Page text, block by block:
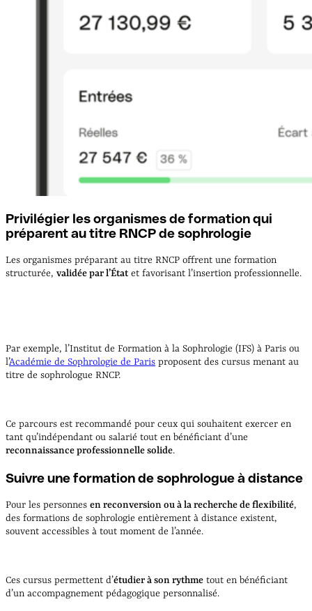
Privilégier les organismes de formation qui
préparent au titre RNCP de sophrologie
Les organismes préparant au titre RNCP offrent une formation
structurée, validée par l’État et favorisant l’insertion professionnelle.
Par exemple, l’Institut de Formation à la Sophrologie (IFS) à Paris ou
l’Académie de Sophrologie de Paris proposent des cursus menant au
titre de sophrologue RNCP.
Ce parcours est recommandé pour ceux qui souhaitent exercer en
tant qu’indépendant ou salarié tout en bénéficiant d’une
reconnaissance professionnelle solide.
Suivre une formation de sophrologue à distance
Pour les personnes en reconversion ou à la recherche de flexibilité,
des formations de sophrologie entièrement à distance existent,
souvent accessibles à tout moment de l’année.
Ces cursus permettent d’étudier à son rythme tout en bénéficiant
d’un accompagnement pédagogique personnalisé.